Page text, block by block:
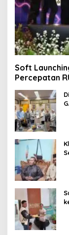
Soft
Percepatan
Kedaulatan